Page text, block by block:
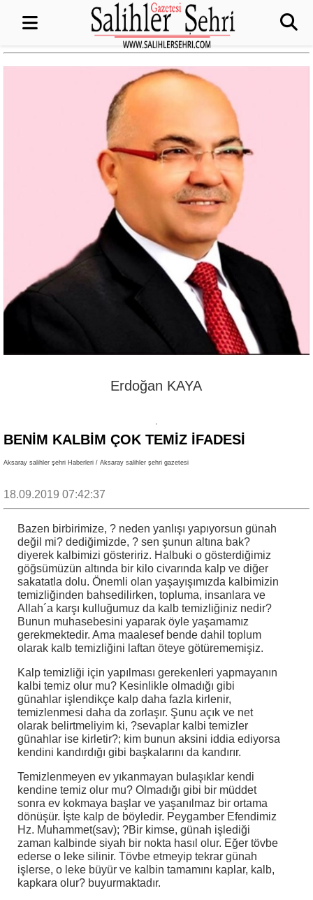
Erdoğan KAYA
BENIM KALBIM ÇOK TEMIZ IFADESI
Aksaray salihler şehri Haberleri / Aksaray salihler şehri gazetesi
18.09.2019 07:42:37
Bazen birbirimize, ? neden yanlışı yapıyorsun günah
değil mi? dediğimizde, ? sen şunun altına bak?
diyerek kalbimizi gösteririz. Halbuki o gösterdiğimiz
göğsümüzün altında bir kilo civarında kalp ve diğer
sakatatla dolu. Önemli olan yaşayışımızda kalbimizin
temizliğinden bahsedilirken, topluma, insanlara ve
Allah´a karşı kulluğumuz da kalb temizliğiniz nedir?
Bunun muhasebesini yaparak öyle yaşamamız
gerekmektedir. Ama maalesef bende dahil toplum
olarak kalb temizliğini laftan öteye götürememişiz.
Kalp temizliği için yapılması gerekenleri yapmayanın
kalbi temiz olur mu? Kesinlikle olmadığı gibi
günahlar işlendikçe kalp daha fazla kirlenir,
temizlenmesi daha da zorlaşır. Şunu açık ve net
olarak belirtmeliyim ki, ?sevaplar kalbi temizler
günahlar ise kirletir?; kim bunun aksini iddia ediyorsa
kendini kandırdığı gibi başkalarını da kandırır.
Temizlenmeyen ev yıkanmayan bulaşıklar kendi
kendine temiz olur mu? Olmadığı gibi bir müddet
sonra ev kokmaya başlar ve yaşanılmaz bir ortama
dönüşür. İşte kalp de böyledir. Peygamber Efendimiz
Hz. Muhammet(sav); ?Bir kimse, günah işlediği
zaman kalbinde siyah bir nokta hasıl olur. Eğer tövbe
ederse o leke silinir. Tövbe etmeyip tekrar günah
işlerse, o leke büyür ve kalbin tamamını kaplar, kalb,
kapkara olur? buyurmaktadır.